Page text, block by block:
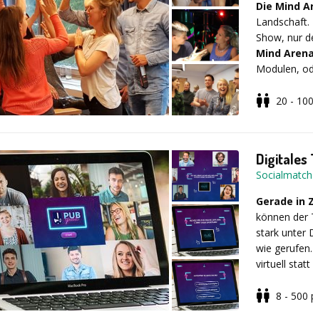
nicht nur
Marketing
Wir helfen
entwickeln,
begeistert
Die Mind
Landschaft.
Show, nur
Mind
Modulen,
Online
wird
Die Mind
Personen
20 -
Digitales
Gerade in
können der
stark unter
wie
virtuell statt
Bilder8 - 500